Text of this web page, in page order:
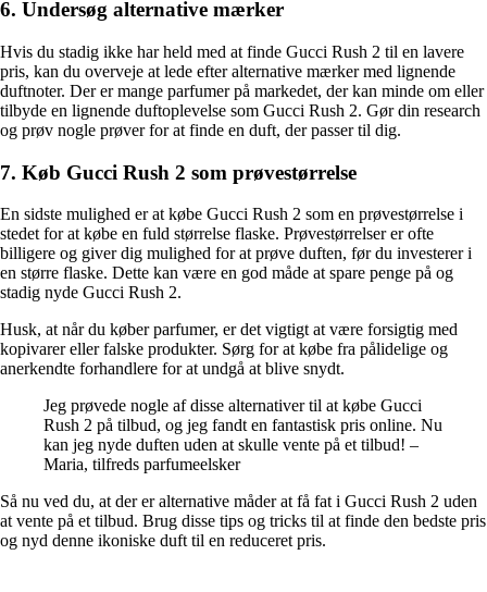
6. Undersøg alternative mærker
Hvis du stadig ikke har held med at finde Gucci Rush 2 til en lavere
pris, kan du overveje at lede efter alternative mærker med lignende
duftnoter. Der er mange parfumer på markedet, der kan minde om eller
tilbyde en lignende duftoplevelse som Gucci Rush 2. Gør din research
og prøv nogle prøver for at finde en duft, der passer til dig.
7. Køb Gucci Rush 2 som prøvestørrelse
En sidste mulighed er at købe Gucci Rush 2 som en prøvestørrelse i
stedet for at købe en fuld størrelse flaske. Prøvestørrelser er ofte
billigere og giver dig mulighed for at prøve duften, før du investerer i
en større flaske. Dette kan være en god måde at spare penge på og
stadig nyde Gucci Rush 2.
Husk, at når du køber parfumer, er det vigtigt at være forsigtig med
kopivarer eller falske produkter. Sørg for at købe fra pålidelige og
anerkendte forhandlere for at undgå at blive snydt.
Jeg prøvede nogle af disse alternativer til at købe Gucci
Rush 2 på tilbud, og jeg fandt en fantastisk pris online. Nu
kan jeg nyde duften uden at skulle vente på et tilbud! –
Maria, tilfreds parfumeelsker
Så nu ved du, at der er alternative måder at få fat i Gucci Rush 2 uden
at vente på et tilbud. Brug disse tips og tricks til at finde den bedste pris
og nyd denne ikoniske duft til en reduceret pris.